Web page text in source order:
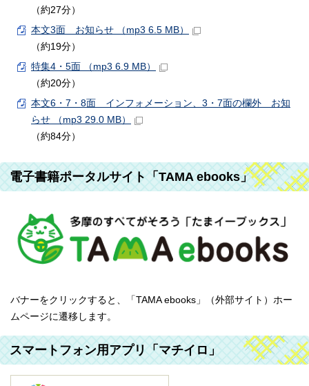
（約27分）
本文3面 お知らせ （mp3 6.5 MB）
（約19分）
特集4・5面 （mp3 6.9 MB）
（約20分）
本文6・7・8面 インフォメーション、3・7面の欄外 お知
らせ （mp3 29.0 MB）
（約84分）
電子書籍ポータルサイト「TAMA ebooks」
バナーをクリックすると、「TAMA ebooks」（外部サイト）ホー
ムページに遷移します。
スマートフォン用アプリ「マチイロ」